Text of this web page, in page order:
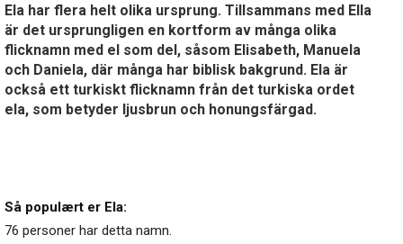
Ela har flera helt olika ursprung. Tillsammans med Ella
är det ursprungligen en kortform av många olika
flicknamn med el som del, såsom Elisabeth, Manuela
och Daniela, där många har biblisk bakgrund. Ela är
också ett turkiskt flicknamn från det turkiska ordet
ela, som betyder ljusbrun och honungsfärgad.
Så populært er Ela:
76 personer har detta namn.